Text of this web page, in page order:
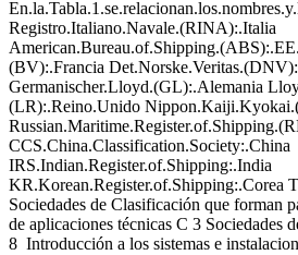
Registro.Italiano.Navale.(RINA):.Italia
(BV):.Francia
Germanischer.Lloyd.(GL):.Alemania
(LR):.Reino.Unido
CCS.China.Classification.Society:.China
IRS.Indian.Register.of.Shipping:.India
KR.Korean.Register.of.Shipping:.Corea
Sociedades de Clasificación que forman
de aplicaciones técnicas C 3 Sociedades
8 Introducción a los sistemas e